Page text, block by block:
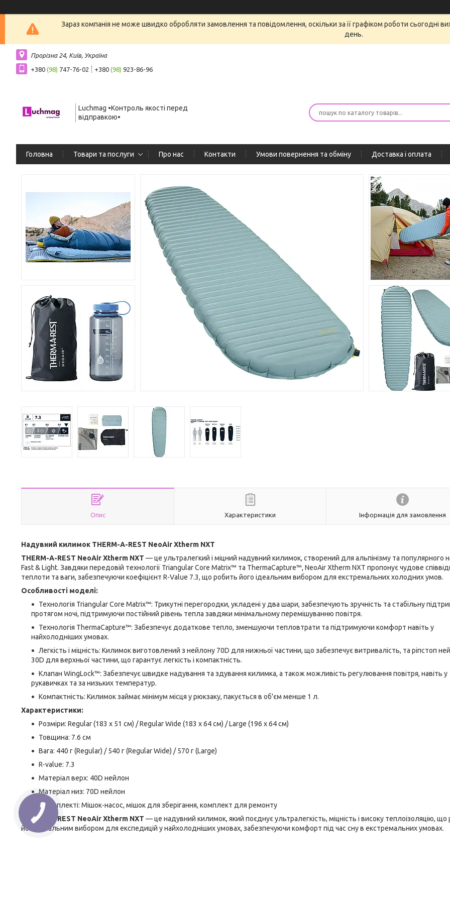
Зараз компанія не може швидко обробляти замовлення та повідомлення, оскільки за її графіком роботи сьогодні
день.
Прорізна 24, Київ, Україна
+380 (98) 747-76-02 +380 (98) 923-86-96
Luchmag •Контроль якості перед
відправкою•
Головна Товари та послуги Про нас Контакти Умови повернення та обміну Доставка і оплата
Опис Характеристики Інформація для замовлення
Надувний килимок THERM-A-REST NeoAir Xtherm NXT
THERM-A-REST NeoAir Xtherm NXT — це ультралегкий і міцний надувний килимок, створений для альпінізму та популярного
Fast & Light. Завдяки передовій технології Triangular Core Matrix™ та ThermaCapture™, NeoAir Xtherm NXT пропонує чудове
теплоти та ваги, забезпечуючи коефіцієнт R-Value 7.3, що робить його ідеальним вибором для екстремальних холодних умов.
Особливості моделі:
Технологія Triangular Core Matrix™: Трикутні перегородки, укладені у два шари, забезпечують зручність та стабільну
протягом ночі, підтримуючи постійний рівень тепла завдяки мінімальному перемішуванню повітря.
Технологія ThermaCapture™: Забезпечує додаткове тепло, зменшуючи тепловтрати та підтримуючи комфорт навіть у
найхолодніших умовах.
Легкість і міцність: Килимок виготовлений з нейлону 70D для нижньої частини, що забезпечує витривалість, та ріпстоп
30D для верхньої частини, що гарантує легкість і компактність.
Клапан WingLock™: Забезпечує швидке надування та здування килимка, а також можливість регулювання повітря, навіть у
рукавичках та за низьких температур.
Компактність: Килимок займає мінімум місця у рюкзаку, пакується в об'єм менше 1 л.
Характеристики:
Розміри: Regular (183 x 51 см) / Regular Wide (183 x 64 см) / Large (196 x 64 см)
Товщина: 7.6 см
Вага: 440 г (Regular) / 540 г (Regular Wide) / 570 г (Large)
R-value: 7.3
Матеріал верх: 40D нейлон
Матеріал низ: 70D нейлон
У комплекті: Мішок-насос, мішок для зберігання, комплект для ремонту
THERM-A-REST NeoAir Xtherm NXT — це надувний килимок, який поєднує ультралегкість, міцність і високу теплоізоляцію, що
його ідеальним вибором для експедицій у найхолодніших умовах, забезпечуючи комфорт під час сну в екстремальних умовах.